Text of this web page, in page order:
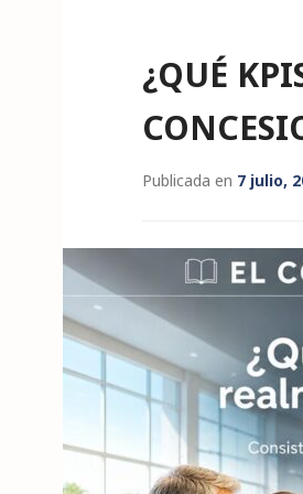
¿QUÉ
Publicada en 7 julio,